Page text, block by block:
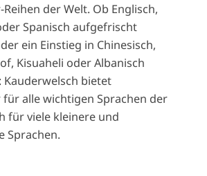
der Welt. Ob Englisch,
Spanisch aufgefrischt
ein Einstieg in Chinesisch,
Kisuaheli oder Albanisch
bietet
alle wichtigen Sprachen der
für viele kleinere und
Sprachen.